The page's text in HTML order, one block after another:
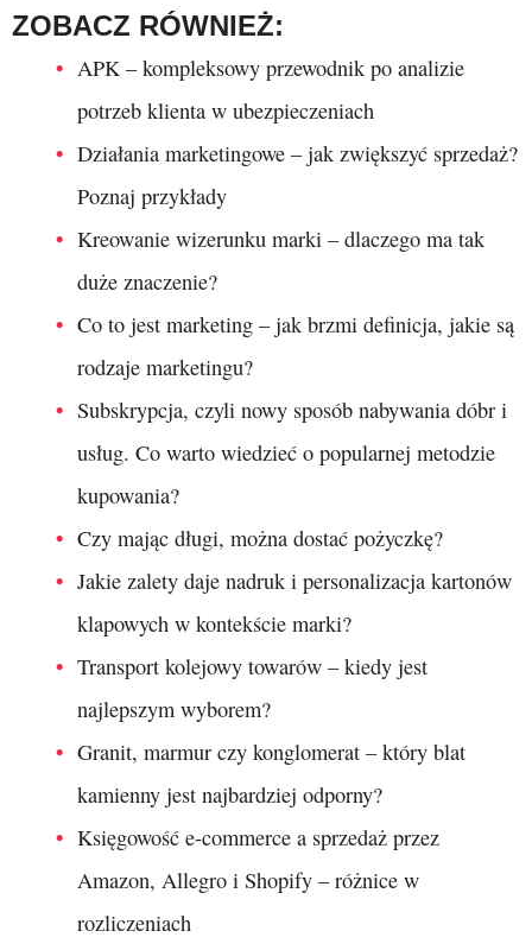
ZOBACZ RÓWNIEŻ:
APK – kompleksowy przewodnik po analizie
potrzeb klienta w ubezpieczeniach
Działania marketingowe – jak zwiększyć sprzedaż?
Poznaj przykłady
Kreowanie wizerunku marki – dlaczego ma tak
duże znaczenie?
Co to jest marketing – jak brzmi definicja, jakie są
rodzaje marketingu?
Subskrypcja, czyli nowy sposób nabywania dóbr i
usług. Co warto wiedzieć o popularnej metodzie
kupowania?
Czy mając długi, można dostać pożyczkę?
Jakie zalety daje nadruk i personalizacja kartonów
klapowych w kontekście marki?
Transport kolejowy towarów – kiedy jest
najlepszym wyborem?
Granit, marmur czy konglomerat – który blat
kamienny jest najbardziej odporny?
Księgowość e-commerce a sprzedaż przez
Amazon, Allegro i Shopify – różnice w
rozliczeniach